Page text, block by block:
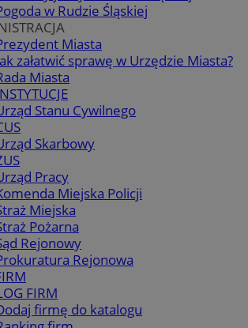
w Rudzie Śląskiej
Miasta
załatwić sprawę w Urzędzie Miasta?
Miasta
Stanu Cywilnego
Skarbowy
Pracy
Miejska Policji
Miejska
Pożarna
Rejonowy
Rejonowa
FIRM
firmę do katalogu